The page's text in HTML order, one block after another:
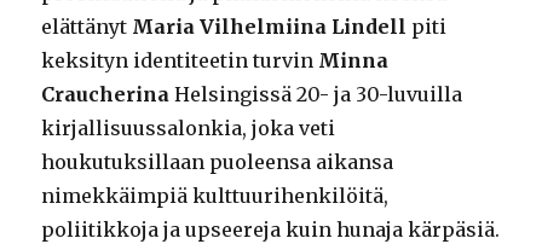
elättänyt Maria Vilhelmiina Lindell piti
keksityn identiteetin turvin Minna
Craucherina Helsingissä 20- ja 30-luvuilla
kirjallisuussalonkia, joka veti
houkutuksillaan puoleensa aikansa
nimekkäimpiä kulttuurihenkilöitä,
poliitikkoja ja upseereja kuin hunaja kärpäsiä.